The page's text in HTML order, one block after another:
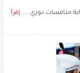
منافسات دوري ..... إقرأ